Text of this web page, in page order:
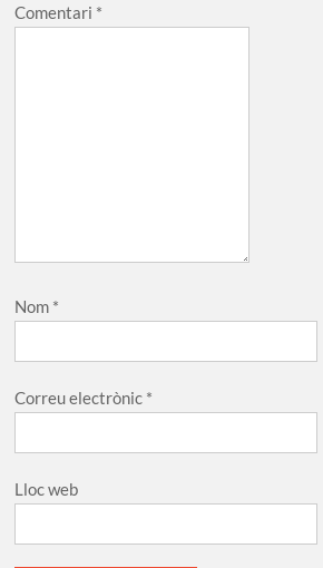
Comentari *
Nom *
Correu electrònic *
Lloc web